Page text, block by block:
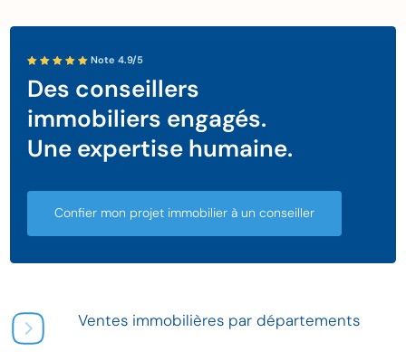
Note 4.9/5
Des conseillers
immobiliers engagés.
Une expertise humaine.
Confier mon projet immobilier à un conseiller
Ventes immobilières par départements